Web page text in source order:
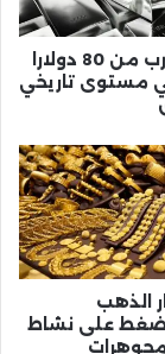
الفضة تقترب من 80 دولارا
مستوى تاريخي
الذهب
على نشاط